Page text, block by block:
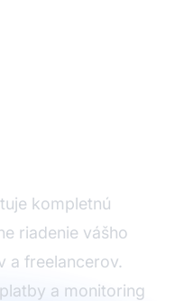
kompletnú
riadenie vášho
a freelancerov.
a monitoring